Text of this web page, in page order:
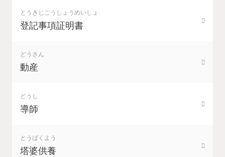
とうきじこうしょうめいしょ
登記事項証明書
どうさん
動産
どうし
導師
とうばくよう
塔婆供養